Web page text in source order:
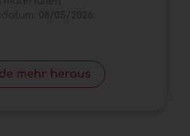
mehr heraus